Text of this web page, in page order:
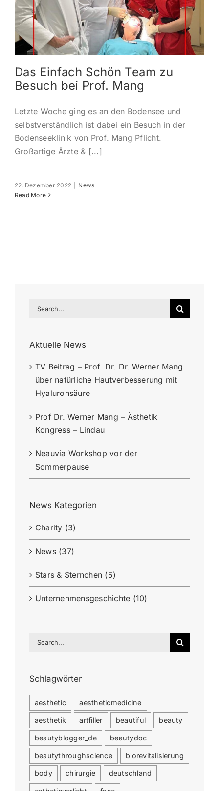
KONTAKT
ANMELDEN
IHR WARENKORB
SEARCH
Das Einfach Schön Team zu
Besuch bei Prof. Mang
Letzte Woche ging es an den Bodensee und
selbstverständlich ist dabei ein Besuch in der
Bodenseeklinik von Prof. Mang Pflicht.
Großartige Ärzte & [...]
22. Dezember 2022
News
Read More
Search
Aktuelle News
TV Beitrag – Prof. Dr. Dr. Werner Mang
über natürliche Hautverbesserung mit
Hyaluronsäure
Prof Dr. Werner Mang – Ästhetik
Kongress – Lindau
Neauvia Workshop vor der
Sommerpause
News Kategorien
Charity (3)
News (37)
Stars & Sternchen (5)
Unternehmensgeschichte (10)
Search
Schlagwörter
aesthetic aestheticmedicine
aesthetik artfiller beautiful beauty
beautyblogger_de beautydoc
beautythroughscience biorevitalisierung
body chirurgie deutschland